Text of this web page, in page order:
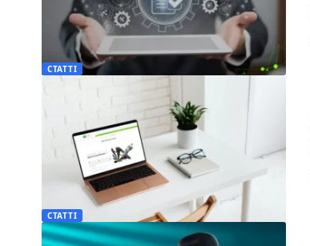
СТАТТІ
СТАТТІ